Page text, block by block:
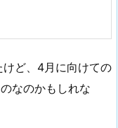
ど、4月に向けての
なのかもしれな